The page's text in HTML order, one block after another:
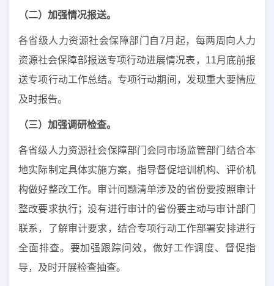
（二）加强情况报送。
各省级人力资源社会保障部门自7月起，每两周向人力
资源社会保障部报送专项行动进展情况表，11月底前报
送专项行动工作总结。专项行动期间，发现重大要情应
及时报告。
（三）加强调研检查。
各省级人力资源社会保障部门会同市场监管部门结合本
地实际制定具体实施方案，指导督促培训机构、评价机
构做好整改工作。审计问题清单涉及的省份要按照审计
整改要求执行；没有进行审计的省份要主动与审计部门
联系，了解审计要求，结合专项行动工作部署安排进行
全面排查。要加强跟踪问效，做好工作调度、督促指
导，及时开展检查抽查。